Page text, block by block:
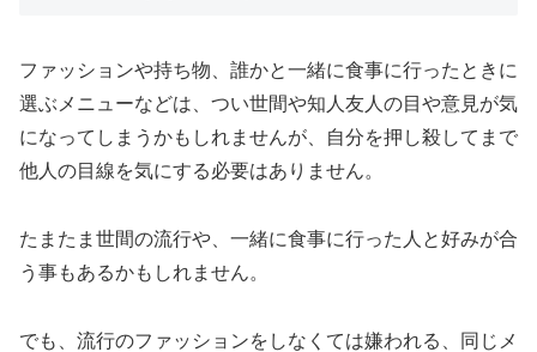
ファッションや持ち物、誰かと一緒に食事に行ったときに
選ぶメニューなどは、つい世間や知人友人の目や意見が気
になってしまうかもしれませんが、自分を押し殺してまで
他人の目線を気にする必要はありません。
たまたま世間の流行や、一緒に食事に行った人と好みが合
う事もあるかもしれません。
でも、流行のファッションをしなくては嫌われる、同じメ